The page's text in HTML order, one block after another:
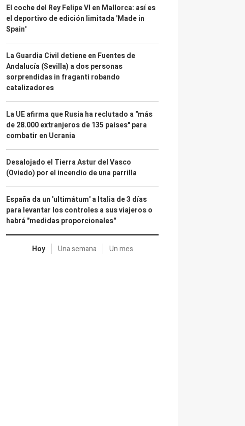
El coche del Rey Felipe VI en Mallorca: así es
el deportivo de edición limitada 'Made in
Spain'
La Guardia Civil detiene en Fuentes de
Andalucía (Sevilla) a dos personas
sorprendidas in fraganti robando
catalizadores
La UE afirma que Rusia ha reclutado a "más
de 28.000 extranjeros de 135 países" para
combatir en Ucrania
Desalojado el Tierra Astur del Vasco
(Oviedo) por el incendio de una parrilla
España da un 'ultimátum' a Italia de 3 días
para levantar los controles a sus viajeros o
habrá "medidas proporcionales"
Hoy Una semana Un mes